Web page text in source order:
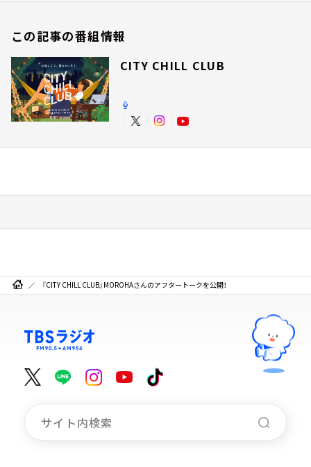
この記事の番組情報
CITY CHILL CLUB
『CITY CHILL CLUB』MOROHAさんのアフタートークを公開！